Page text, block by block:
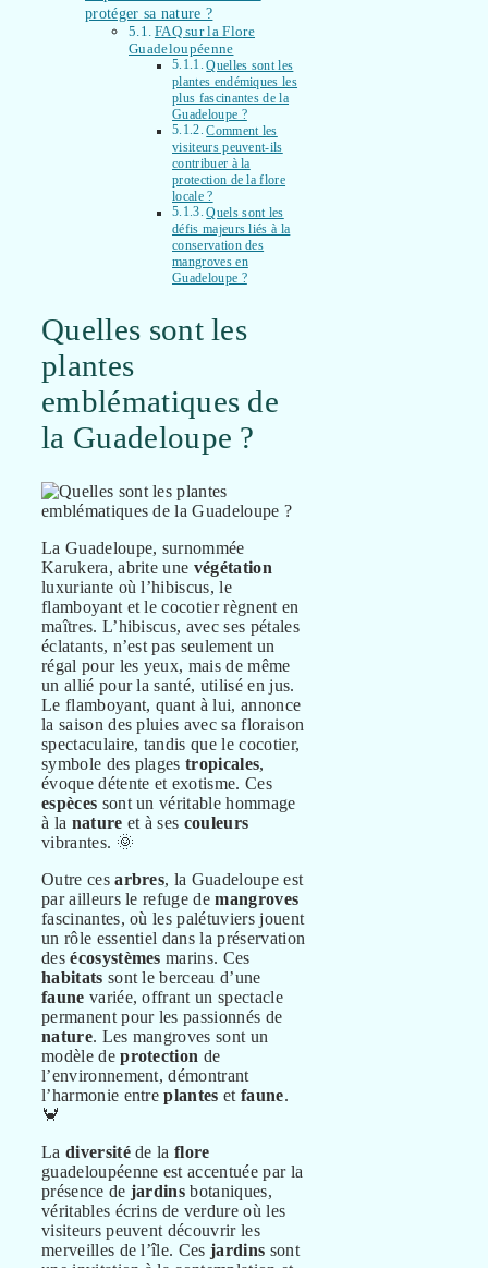
protéger sa nature ?
FAQ sur la Flore
Guadeloupéenne
Quelles sont les
plantes endémiques les
plus fascinantes de la
Guadeloupe ?
Comment les
visiteurs peuvent-ils
contribuer à la
protection de la flore
locale ?
Quels sont les
défis majeurs liés à la
conservation des
mangroves en
Guadeloupe ?
Quelles sont les
plantes
emblématiques de
la Guadeloupe ?
La Guadeloupe, surnommée
Karukera, abrite une végétation
luxuriante où l’hibiscus, le
flamboyant et le cocotier règnent en
maîtres. L’hibiscus, avec ses pétales
éclatants, n’est pas seulement un
régal pour les yeux, mais de même
un allié pour la santé, utilisé en jus.
Le flamboyant, quant à lui, annonce
la saison des pluies avec sa floraison
spectaculaire, tandis que le cocotier,
symbole des plagestropicales,
évoque détente et exotisme. Ces
espèces sont un véritable hommage
à la nature et à ses couleurs
vibrantes. 🌞
Outre cesarbres, la Guadeloupe est
par ailleurs le refuge demangroves
fascinantes, où les palétuviers jouent
un rôle essentiel dans la préservation
desécosystèmes marins. Ces
habitats sont le berceau d’une
faune variée, offrant un spectacle
permanent pour les passionnés de
nature. Les mangroves sont un
modèle deprotection de
l’environnement, démontrant
l’harmonie entreplantes et faune.
🦀
La diversitéde laflore
guadeloupéenne est accentuée par la
présence de jardins botaniques,
véritables écrins de verdure où les
visiteurs peuvent découvrir les
merveilles de l’île. Cesjardins sont